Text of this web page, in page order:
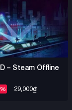
– Steam Offline
29,000₫